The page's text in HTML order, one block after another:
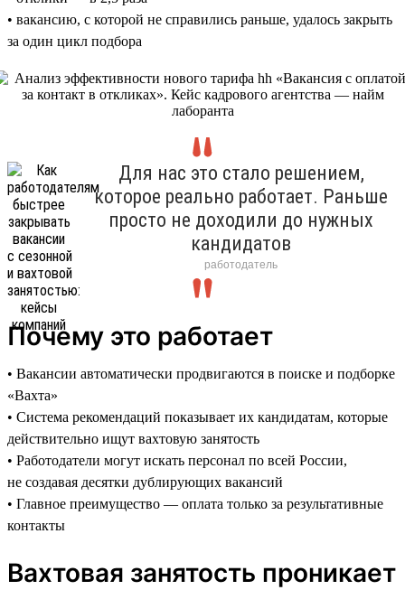
• вакансию, с которой не справились раньше, удалось закрыть
за один цикл подбора
Для нас это стало решением,
которое реально работает. Раньше
просто не доходили до нужных
кандидатов
работодатель
Почему это работает
• Вакансии автоматически продвигаются в поиске и подборке
«Вахта»
• Система рекомендаций показывает их кандидатам, которые
действительно ищут вахтовую занятость
• Работодатели могут искать персонал по всей России,
не создавая десятки дублирующих вакансий
• Главное преимущество — оплата только за результативные
контакты
Вахтовая занятость проникает